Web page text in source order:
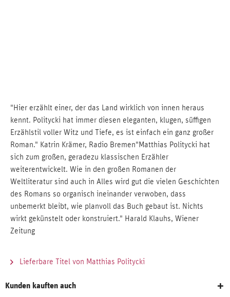
"Hier erzählt einer, der das Land wirklich von innen heraus
kennt. Politycki hat immer diesen eleganten, klugen, süffigen
Erzählstil voller Witz und Tiefe, es ist einfach ein ganz großer
Roman." Katrin Krämer, Radio Bremen"Matthias Politycki hat
sich zum großen, geradezu klassischen Erzähler
weiterentwickelt. Wie in den großen Romanen der
Weltliteratur sind auch in Alles wird gut die vielen Geschichten
des Romans so organisch ineinander verwoben, dass
unbemerkt bleibt, wie planvoll das Buch gebaut ist. Nichts
wirkt gekünstelt oder konstruiert." Harald Klauhs, Wiener
Zeitung
Lieferbare Titel von Matthias Politycki
Kunden kauften auch